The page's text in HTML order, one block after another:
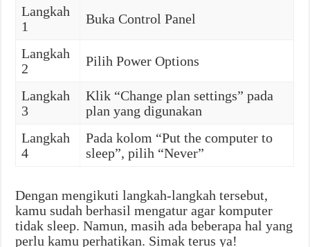
Langkah
1
Buka Control Panel
Langkah
2
Pilih Power Options
Langkah
3
Klik “Change plan settings” pada
plan yang digunakan
Langkah
4
Pada kolom “Put the computer to
sleep”, pilih “Never”
Dengan mengikuti langkah-langkah tersebut,
kamu sudah berhasil mengatur agar komputer
tidak sleep. Namun, masih ada beberapa hal yang
perlu kamu perhatikan. Simak terus ya!